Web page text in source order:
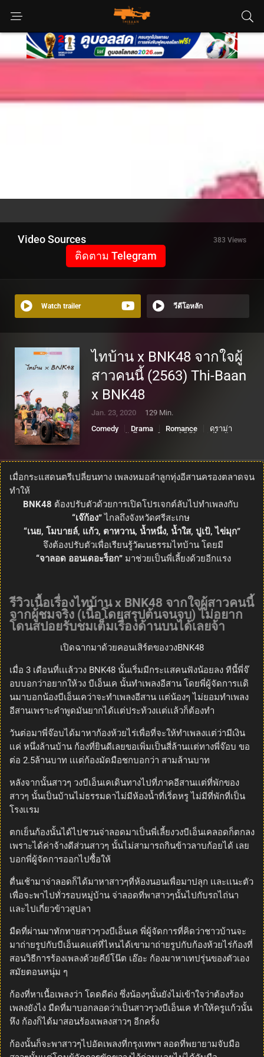
Video Sources 383 Views
ติดตาม Telegram
Watch trailer วีดีโอหลัก
ไทบ้าน x BNK48 จากใจผู้
สาวคนนี้ (2563) Thi-Baan
x BNK48
Jan. 23, 2020
129 Min.
Comedy
Drama Romance
ดราม่า
เมื่อกระแสดนตรีเปลี่ยนทาง เพลงหมอลำลูกทุ่งอีสานครองตลาดจน
ทำให้
BNK48 ต้องปรับตัวด้วยการเปิดโปรเจกต์ลับไปทำเพลงกับ
“เจ๊ก้อง”ไกลถึงจังหวัดศรีสะเกษ
“เนย, โมบายล์, แก้ว, ตาหวาน, น้ำหนึ่ง, น้ำใส, ปูเป้, ไข่มุก”
จึงต้องปรับตัวเพื่อเรียนรู้วัฒนธรรมไทบ้าน โดยมี
“จาลอด ออนเดอะร็อก”มาช่วยเป็นพี่เลี้ยงด้วยอีกแรง
รีวิวเนื้อเรื่องไทบ้าน x BNK48 จากใจผู้สาวคนนี้
จากผู้ชมจริง (เนื้อโดยสรุปต้นจนจบ) ไม่อยาก
โดนสปอยรับชมเต็มเรื่องด้านบนได้เลยจ้า
เปิดฉากมาด้วยคอนเสิร์ตของวงBNK48
เมื่อ 3 เดือนที่เเเล้ววง BNK48 นั้นเริ่มมีกระแสคนฟังน้อยลง ทีนี้พี่จ๊
อบบอกว่าอยากให้วง บีเอ็นเค นั้นทำเพลงอีสาน โดยพี่ผู้จัดการเเดิ
นมาบอกน้องบีเอ็นเคว่าจะทำเพลงอีสาน เเต่น้องๆ ไม่ยอมทำเพลง
อีสานเพราะคำพูดมันยากได้เเต่ประท้วงเเต่เเล้วก็ต้องทำ
วันต่อมาพี่จ๊อบได้มาหาก้องห้วยไร่เพื่อที่จะให้ทำเพลงเเต่ว่ามีเงิน
เเค่ หนึ่งล้านบ้าน ก้องที่ยินดีเลยขอเพิ่มเป็นสี่ล้านเเต่ทางพี่จ๊อบ ขอ
ต่อ 2.5ล้านบาท เเเต่ก้องมัดมือชกบอกว่า สามล้านบาท
หลังจากนั้นสาวๆ วงบีเอ็นเคเดินทางไปที่ภาคอีสานเเต่ที่พักของ
สาวๆ นั้นเป็นบ้านไม่ธรรมดาไม่มีห้องน้ำที่เริ่ดหรู ไม่มีที่พักที่เป็น
โรงเเรม
ตกเย็นก้องนั้นได้ไปชวนจ่าลอดมาเป็นพี่เลี้ยงวงบีเอ็นเคลอดก็ตกลง
เพราะได้ค่าจ้างดีส่วนสาวๆ นั้นไม่สามารถกินข้าวลาบก้อยได้ เลย
บอกพี่ผู้จัดการออกไปซื้อให้
ตื่นเช้ามาจ่าลอดก็ได้มาหาสาวๆที่ห้องนอนเพื่อมาปลุก เเละเเนะตัว
เพื่อจะพาไปทั่วรอบหมู่บ้าน จ่าลอดที่พาสาวๆนั้นไปกับรถไถ่นา
เเละไปเกี่ยวข้าวสูปลา
มืดที่ผ่านมาทักทายสาวๆวงบีเอ็นเค พี่ผู้จัดการที่คิดว่าชาวบ้านจะ
มาถ่ายรูปกับบีเอ็นเคเเต่ที่ไหนได้เขามาถ่ายรูปกับก้องห้วยไร่ก้องที่
สอนวิธีการร้องเพลงด้วยคีย์โน๊ต เอ๊อะ ก้องมาหาเทปรุ่นของตัวเอง
สมัยตอนหนุ่ม ๆ
ก้องที่หาเนื้อเพลงว่า โดดดีด่ง ซึ่งน้องๆนั้นยังไม่เข้าใจว่าต้องร้อง
เพลงยังไง มืดที่มาบอกลอดว่าเป็นสาวๆวงบีเอ็นเค ทำให้ครูแก้วนั้น
หึง ก้องก็ได้มาสอนร้องเพลงสาวๆ อีกครั้ง
ก้องนั้นก็จะพาสาวๆไปอัดเพลงที่กรุงเทพฯ ลอดที่พยายามจับมือ